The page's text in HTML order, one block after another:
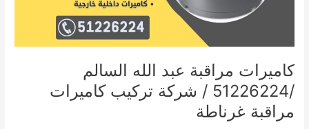
كاميرات مراقبة عبد الله السالم
/51226224 / شركة تركيب كاميرات
مراقبة غرناطة
مراقبة
غرناطة